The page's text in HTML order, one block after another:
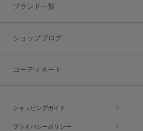
ブランド一覧
ショップブログ
コーディネート
ショッピングガイド
プライバシーポリシー